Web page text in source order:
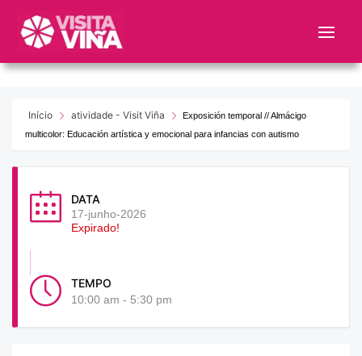
este
web
sistemaInício atividade - Visit Viña
Exposición temporal // Almácigo
multicolor: Educación artística y emocional para infancias con autismo
DATA
17-junho-2026
Expirado!
TEMPO
10:00 am - 5:30 pm